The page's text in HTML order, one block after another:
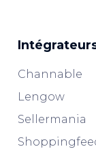
Channable
Lengow
Sellermania